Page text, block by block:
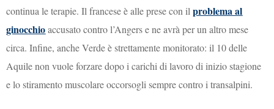
continua le terapie. Il francese è alle prese con ilproblema al
ginocchioaccusato contro l’Angers e ne avrà per un altro mese
circa. Infine, anche Verde è strettamente monitorato: il 10 delle
Aquile non vuole forzare dopo i carichi di lavoro di inizio stagione
e lo stiramento muscolare occorsogli sempre contro i transalpini.